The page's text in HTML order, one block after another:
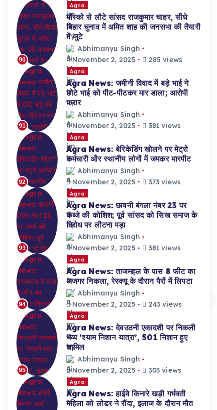
90
Agra
मॉस्को से लौटे सांसद राजकुमार चाहर, सीधे
बिहार चुनाव में अमित शाह की जनसभा की तैयारी
में जुटे
Abhimanyu Singh
November 2, 2025
285 views
91
Agra
Agra News: जमीनी विवाद में बड़े भाई ने
छोटे भाई को पीट-पीटकर मार डाला; आरोपी
फरार
Abhimanyu Singh
November 2, 2025
381 views
92
Agra
Agra News: बेरिकेडिंग खोलने पर मेट्रो
कर्मचारी और स्थानीय लोगों में जमकर मारपीट
Abhimanyu Singh
November 2, 2025
373 views
93
Agra
Agra News: छावनी बंगला नंबर 23 पर
कब्जे की कोशिश; पूर्व सांसद को सिख समाज के
विरोध पर लौटना पड़ा
Abhimanyu Singh
November 2, 2025
381 views
94
Agra
Agra News: ताजमहल के पास 8 फीट का
अजगर निकला, रेस्क्यू के दौरान पैरों में लिपटा
Abhimanyu Singh
November 2, 2025
243 views
95
Agra
Agra News: देवउठनी एकादशी पर निकली
भव्य ‘श्याम निशान यात्रा’, 501 निशान हुए
शामिल
Abhimanyu Singh
November 2, 2025
303 views
Agra
Agra News: हाईवे किनारे खड़ी गर्भवती
महिला को लोडर ने रौंदा, इलाज के दौरान मौत